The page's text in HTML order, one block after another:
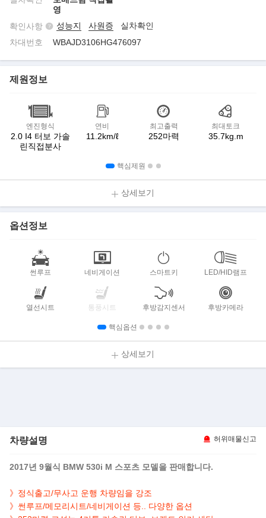
영
확인사항 성능지 사원증
실차확인
차대번호
WBAJD3106HG476097
제원정보
엔진형식
2.0 I4 터보 가솔
린직접분사
연비
11.2km/ℓ
최고출력
252마력
최대토크
35.7kg.m
핵심제원
상세보기
옵션정보
썬루프 네비게이션 스마트키 LED/HID램프
열선시트 통풍시트 후방감지센서 후방카메라
핵심옵션
상세보기
차량설명 허위매물신고
2017년 9월식 BMW 530i M 스포츠 모델을 판매합니다.
》정식출고/무사고 운행 차량임을 강조
》 썬루프/메모리시트/네비게이션 등.. 다양한 옵션